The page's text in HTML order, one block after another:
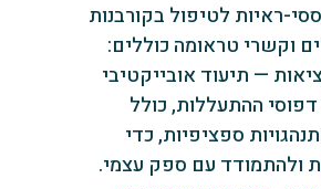
ראיות לטיפול בקורבנות
וקשרי טראומה כוללים:
— תיעוד אובייקטיבי
ההתעללות, כולל
ספציפיות, כדי
ולהתמודד עם ספק עצמי.